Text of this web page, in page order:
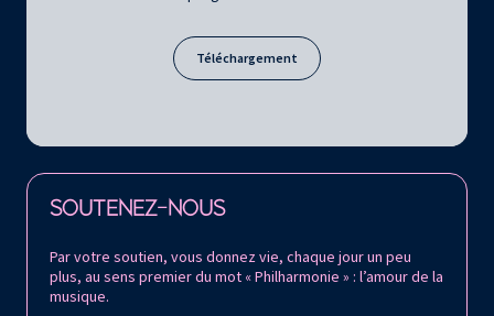
Téléchargement
SOUTENEZ-NOUS
Par votre soutien, vous donnez vie, chaque jour un peu
plus, au sens premier du mot « Philharmonie » : l’amour de la
musique.
Retrouvez la Philharmonie de Paris sur